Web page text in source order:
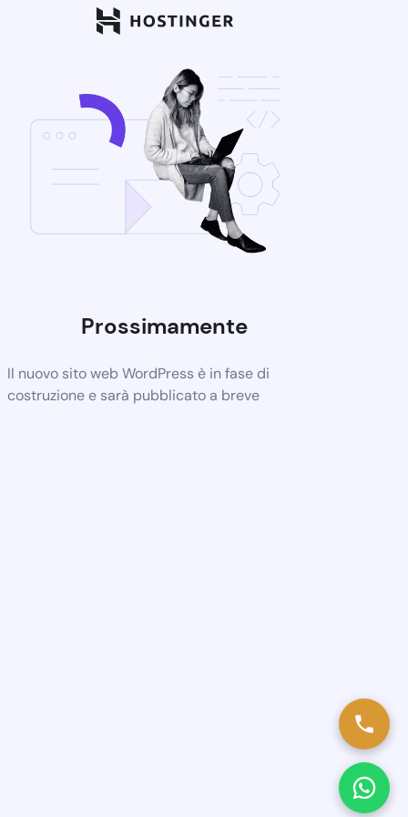
Prossimamente
Il nuovo sito web WordPress è in fase di
costruzione e sarà pubblicato a breve